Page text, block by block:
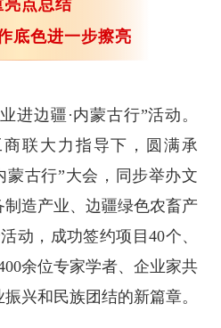
亮点总结
底色进一步擦亮
进边疆·内蒙古行”活动。
联大力指导下，圆满承
蒙古行”大会，同步举办文
造产业、边疆绿色农畜产
动，成功签约项目40个、
余位专家学者、企业家共
兴和民族团结的新篇章。